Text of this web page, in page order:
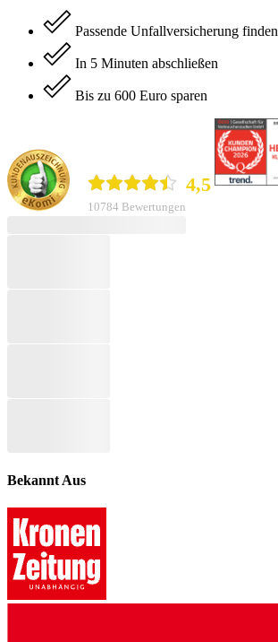
Passende Unfallversicherung finden
In 5 Minuten abschließen
Bis zu 600 Euro sparen
4,5
10784 Bewertungen
Bekannt Aus